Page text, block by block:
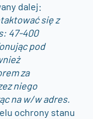
dalej:
się z
47-400
pod
za
niego
na w/w adres.
ochrony stanu